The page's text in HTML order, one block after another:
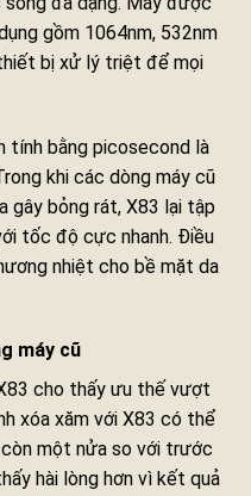
gồm 1064nm, 532nm
bị xử lý triệt để mọi
tính bằng picosecond là
khi các dòng máy cũ
gây bỏng rát, X83 lại tập
tốc độ cực nhanh. Điều
nhiệt cho bề mặt da
máy cũ
cho thấy ưu thế vượt
xóa xăm với X83 có thể
một nửa so với trước
hài lòng hơn vì kết quả